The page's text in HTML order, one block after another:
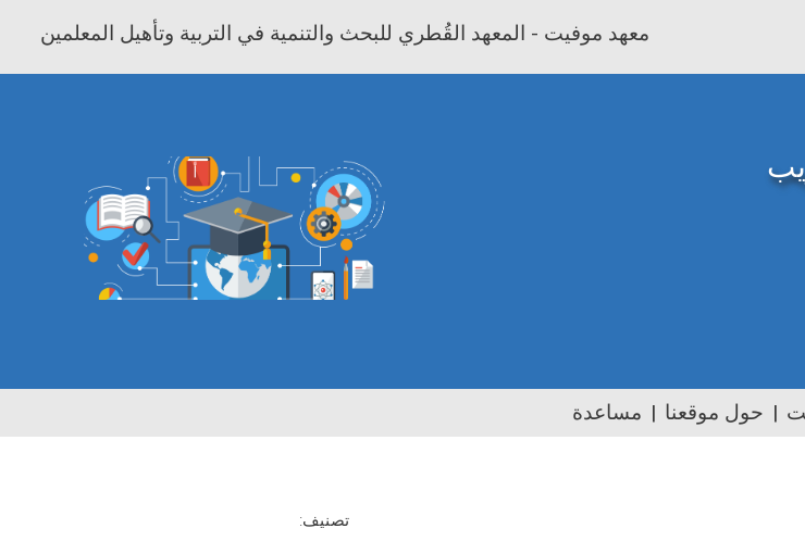
معهد موفيت - المعهد القُطري للبحث والتنمية في التربية وتأهيل المعلمين
حول موقعنا مساعدة
تصنيف: